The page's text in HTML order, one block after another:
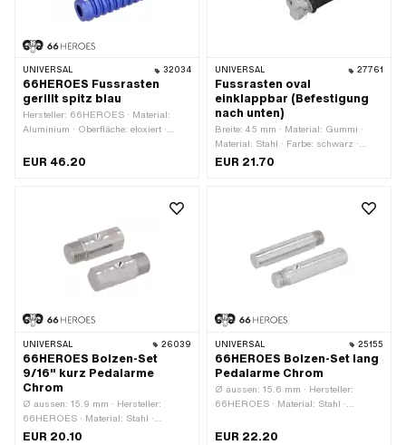
UNIVERSAL 32034
66HEROES Fussrasten
gerillt spitz blau
Hersteller: 66HEROES · Material:
Aluminium · Oberfläche: eloxiert ·
Ø innen: 16 mm · Ø aussen: 34 mm ·
EUR 46.20
UNIVERSAL 27761
Fussrasten oval
einklappbar (Befestigung
nach unten)
Breite: 45 mm · Material: Gummi ·
Material: Stahl · Farbe: schwarz ·
Farbe: silber · Ø innen: 12.5 mm ·
EUR 21.70
UNIVERSAL 26039
66HEROES Bolzen-Set
9/16" kurz Pedalarme
Chrom
Ø aussen: 15.9 mm · Hersteller:
66HEROES · Material: Stahl ·
Oberfläche: verchromt · Farbe: Chrom ·
EUR 20.10
UNIVERSAL 25155
66HEROES Bolzen-Set lang
Pedalarme Chrom
Ø aussen: 15.6 mm · Hersteller:
66HEROES · Material: Stahl ·
Antrieb: Aussenzweikant ·
EUR 22.20